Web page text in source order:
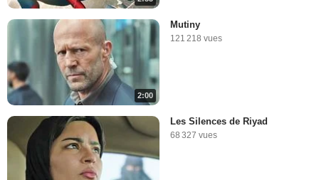
2:00
Mutiny
121 218 vues
Les Silences de Riyad
68 327 vues